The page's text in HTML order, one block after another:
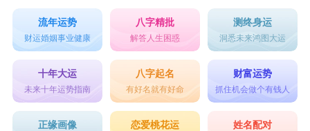
流年运势
财运婚姻事业健康
八字精批
解答人生困惑
测终身运
洞悉未来鸿图大运
十年大运
未来十年运势指南
八字起名
有好名就有好命
财富运势
抓住机会做个有钱人
正缘画像 恋爱桃花运 姓名配对